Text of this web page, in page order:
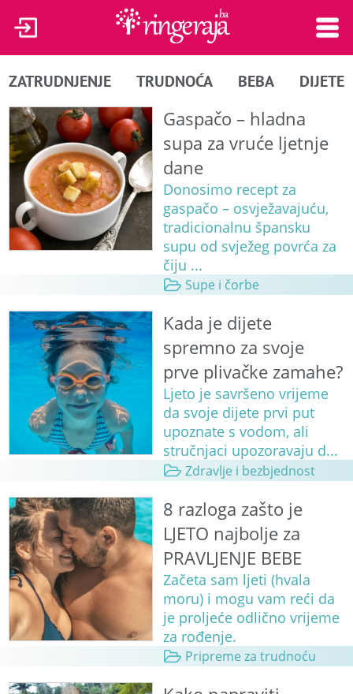
ZATRUDNJENJE TRUDNOĆA BEBA DIJETE
Gaspačo – hladna
supa za vruće ljetnje
dane
Donosimo recept za
gaspačo – osvježavajuću,
tradicionalnu špansku
supu od svježeg povrća za
čiju ...
Supe i čorbe
Kada je dijete
spremno za svoje
prve plivačke zamahe?
Ljeto je savršeno vrijeme
da svoje dijete prvi put
upoznate s vodom, ali
stručnjaci upozoravaju d...
Zdravlje i bezbjednost
8 razloga zašto je
LJETO najbolje za
PRAVLJENJE BEBE
Začeta sam ljeti (hvala
moru) i mogu vam reći da
je proljeće odlično vrijeme
za rođenje.
Pripreme za trudnoću